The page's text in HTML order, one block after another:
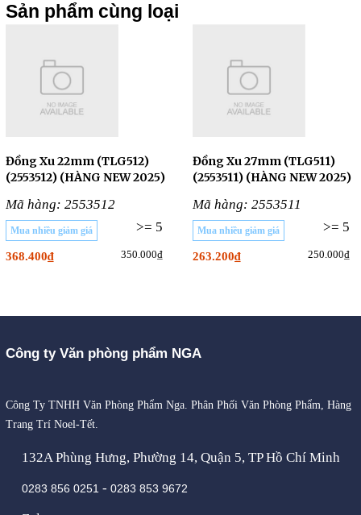
Sản phẩm cùng loại
Đồng Xu 22mm (TLG512)
(2553512) (HÀNG NEW 2025)
Mã hàng: 2553512
>= 5
Mua nhiều giảm giá
368.400₫ 350.000₫
Đồng Xu 27mm (TLG511)
(2553511) (HÀNG NEW 2025)
Mã hàng: 2553511
>= 5
Mua nhiều giảm giá
263.200₫ 250.000₫
Công ty Văn phòng phẩm NGA
Công Ty TNHH Văn Phòng Phẩm Nga. Phân Phối Văn Phòng Phẩm, Hàng
Trang Trí Noel-Tết.
132A Phùng Hưng, Phường 14, Quận 5, TP Hồ Chí Minh
0283 856 0251 - 0283 853 9672